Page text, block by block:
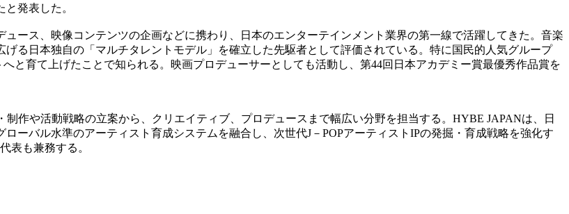
発表した。
ース、映像コンテンツの企画などに携わり、日本のエンターテインメント業界の第一線で活躍してきた。音楽
る日本独自の「マルチタレントモデル」を確立した先駆者として評価されている。特に国民的人気グループ
と育て上げたことで知られる。映画プロデューサーとしても活動し、第44回日本アカデミー賞最優秀作品賞を
作や活動戦略の立案から、クリエイティブ、プロデュースまで幅広い分野を担当する。HYBE JAPANは、日
ーバル水準のアーティスト育成システムを融合し、次世代J－POPアーティストIPの発掘・育成戦略を強化す
表も兼務する。